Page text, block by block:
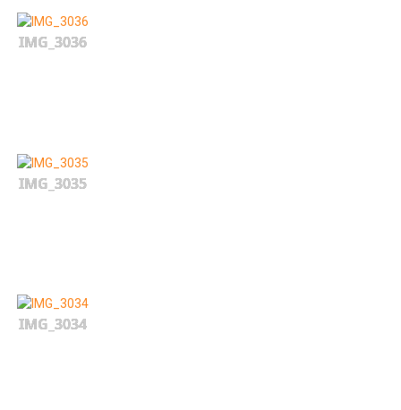
IMG_3036
IMG_3035
IMG_3034